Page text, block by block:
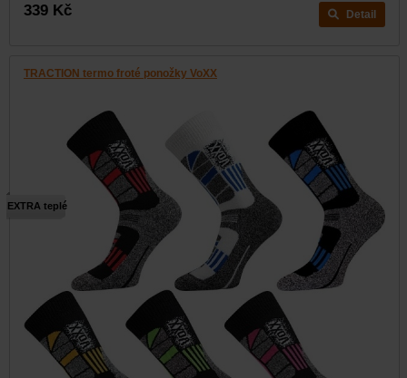
339 Kč Detail
TRACTION termo froté ponožky VoXX
EXTRA teplé